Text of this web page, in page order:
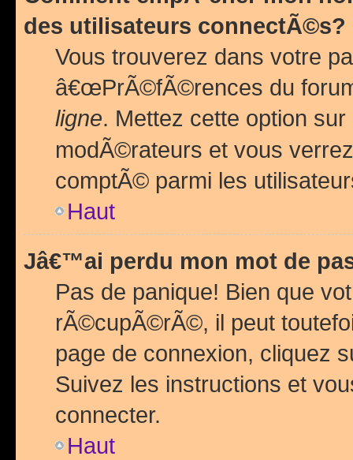
des utilisateurs connectÃ©s?
Vous trouverez dans votre
â€œPrÃ©fÃ©rences du
ligne. Mettez cette option sur
modÃ©rateurs et vous
comptÃ© parmi les
Haut
Jâ€™ai perdu mon mot de
Pas de panique! Bien que
rÃ©cupÃ©rÃ©, il peut
page de connexion, cliquez
Suivez les instructions et
connecter.
Haut